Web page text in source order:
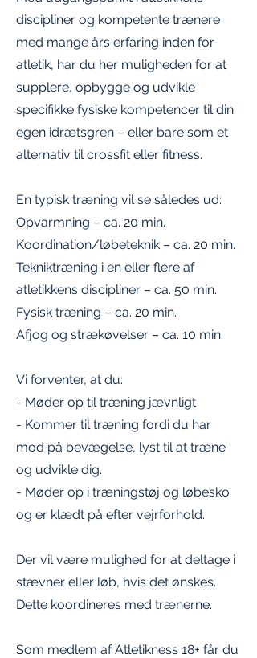
discipliner og kompetente trænere
med mange års erfaring inden for
atletik, har du her muligheden for at
supplere, opbygge og udvikle
specifikke fysiske kompetencer til din
egen idrætsgren – eller bare som et
alternativ til crossfit eller fitness.
En typisk træning vil se således ud:
Opvarmning – ca. 20 min.
Koordination/løbeteknik – ca. 20 min.
Tekniktræning i en eller flere af
atletikkens discipliner – ca. 50 min.
Fysisk træning – ca. 20 min.
Afjog og strækøvelser – ca. 10 min.
Vi forventer, at du:
- Møder op til træning jævnligt
- Kommer til træning fordi du har
mod på bevægelse, lyst til at træne
og udvikle dig.
- Møder op i træningstøj og løbesko
og er klædt på efter vejrforhold.
Der vil være mulighed for at deltage i
stævner eller løb, hvis det ønskes.
Dette koordineres med trænerne.
Som medlem af Atletikness 18+ får du